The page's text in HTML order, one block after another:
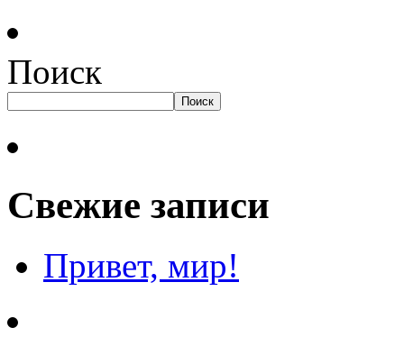
Поиск
Поиск
Свежие записи
Привет, мир!